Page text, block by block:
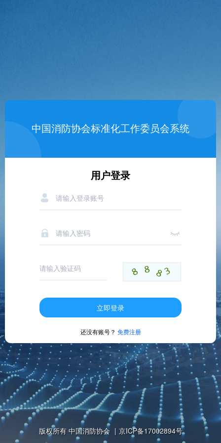
中国消防协会标准化工作委员会系统
用户登录
立即登录
还没有账号？ 免费注册
版权所有 中国消防协会 | 京ICP备17002894号